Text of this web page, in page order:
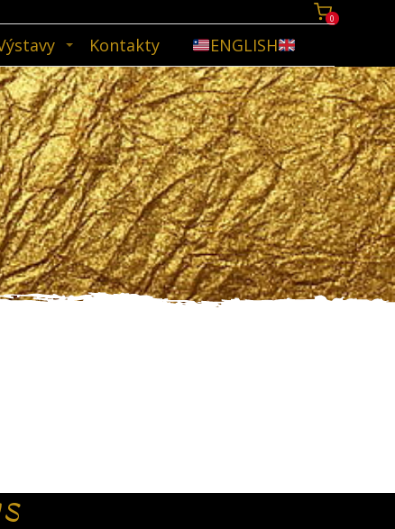
0
Kontakty ENGLISH